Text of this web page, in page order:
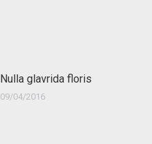
Nulla glavrida floris
09/04/2016